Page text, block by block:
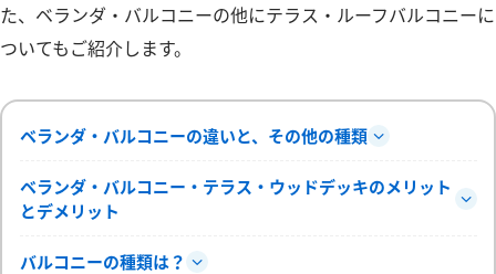
た、ベランダ・バルコニーの他にテラス・ルーフバルコニーに
ついてもご紹介します。
ベランダ・バルコニーの違いと、その他の種類
ベランダ・バルコニー・テラス・ウッドデッキのメリット
とデメリット
バルコニーの種類は？